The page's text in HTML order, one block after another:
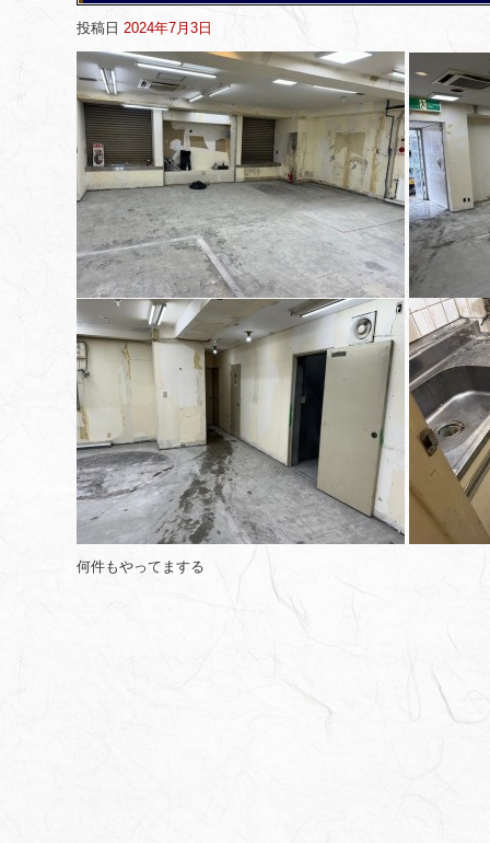
投稿日 2024年7月3日
何件もやってまする